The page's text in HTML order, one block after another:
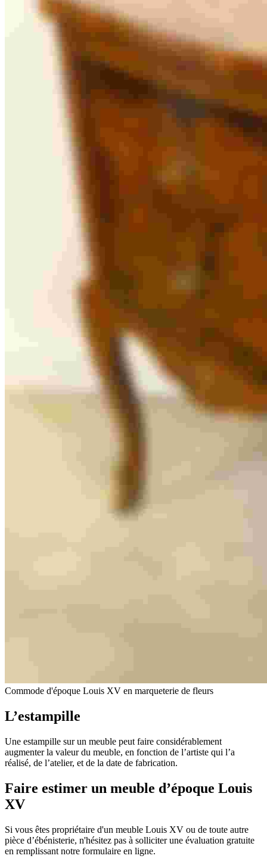
Commode d'époque Louis XV en marqueterie de fleurs
L’estampille
Une estampille sur un meuble peut faire considérablement
augmenter la valeur du meuble, en fonction de l’artiste qui l’a
réalisé, de l’atelier, et de la date de fabrication.
Faire estimer un meuble d’époque Louis
XV
Si vous êtes propriétaire d'un meuble Louis XV ou de toute autre
pièce d’ébénisterie, n'hésitez pas à solliciter une évaluation gratuite
en remplissant notre formulaire en ligne.